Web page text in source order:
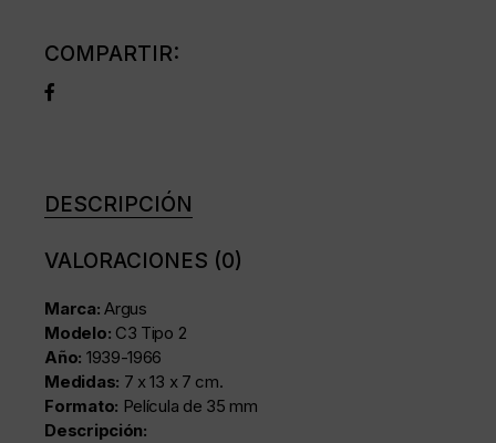
COMPARTIR:
DESCRIPCIÓN
VALORACIONES (0)
Marca: Argus
Modelo: C3 Tipo 2
Año: 1939-1966
Medidas: 7 x 13 x 7 cm.
Formato: Película de 35 mm
Descripción: